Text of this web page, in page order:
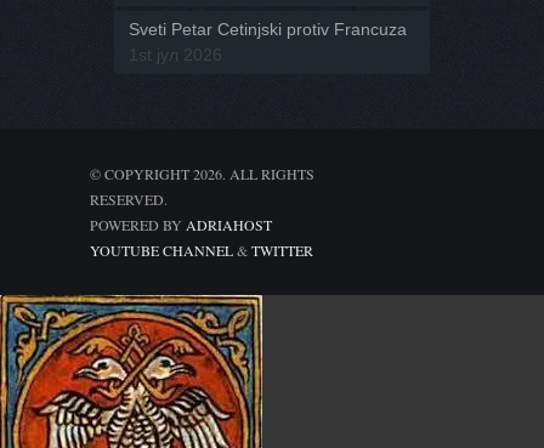
Sveti Petar Cetinjski protiv Francuza
1st јул 2026
© COPYRIGHT 2026. ALL RIGHTS
RESERVED.
POWERED BY ADRIAHOST
YOUTUBE CHANNEL& TWITTER